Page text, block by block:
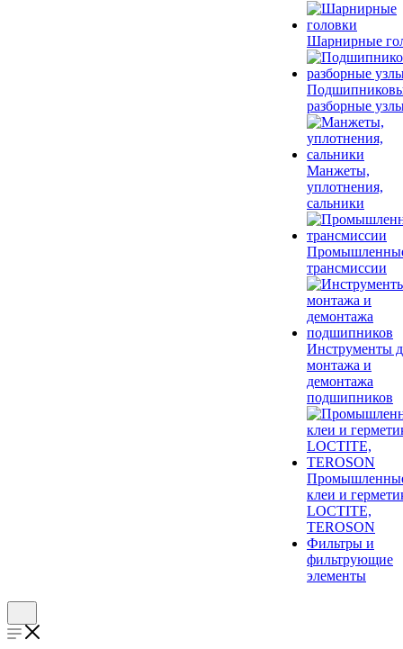
Шарнирные
разборные
Манжеты,
уплотнения,
сальники
трансмиссии
Инструменты
монтажа и
демонтажа
подшипников
клеи и
LOCTITE,
TEROSON
Фильтры и
фильтрующие
элементы